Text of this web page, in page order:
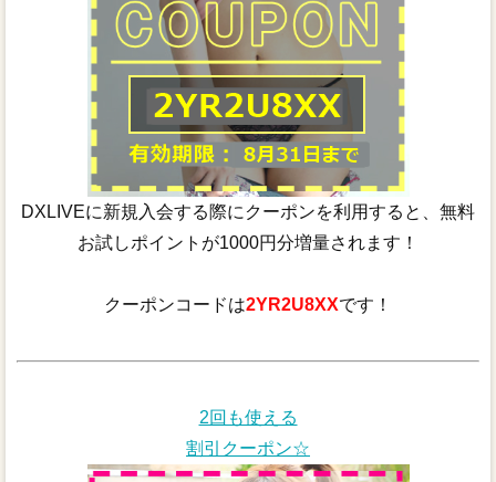
DXLIVEに新規入会する際にクーポンを利用すると、無料
お試しポイントが1000円分増量されます！
クーポンコードは2YR2U8XXです！
2回も使える
割引クーポン☆